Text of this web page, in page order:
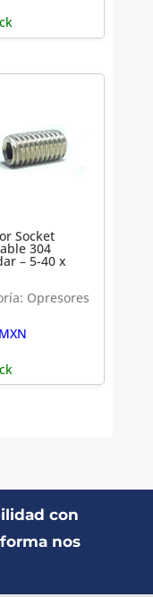
Socket
304
– 5-40 x
Opresores
MXN
con
nos